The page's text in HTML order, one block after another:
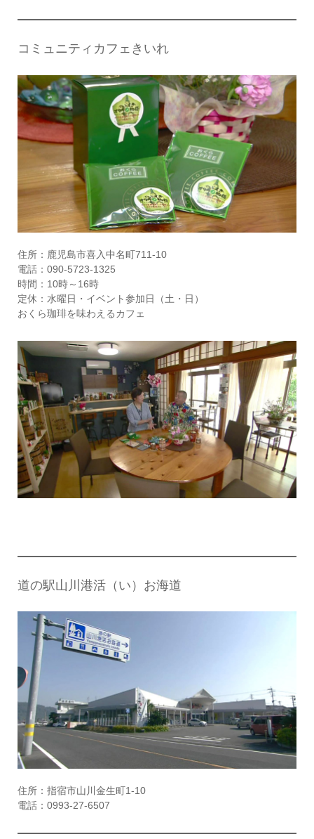
コミュニティカフェきいれ
住所：鹿児島市喜入中名町711-10
電話：090-5723-1325
時間：10時～16時
定休：水曜日・イベント参加日（土・日）
おくら珈琲を味わえるカフェ
道の駅山川港活（い）お海道
住所：指宿市山川金生町1-10
電話：0993-27-6507